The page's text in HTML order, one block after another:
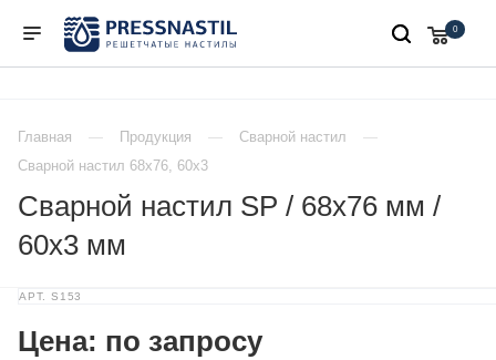
0
Главная Продукция
Сварной настил
Сварной настил 68х76, 60х3
Сварной настил SP / 68х76 мм /
60х3 мм
АРТ. S153
Цена: по запросу